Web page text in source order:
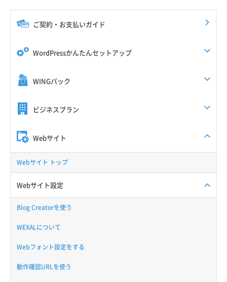
ご契約・お支払いガイド
WordPressかんたんセットアップ
WINGパック
ビジネスプラン
Webサイト
Webサイト トップ
Webサイト設定
Blog Creatorを使う
WEXALについて
Webフォント設定をする
動作確認URLを使う